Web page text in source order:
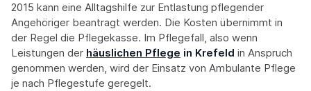
2015 kann eine Alltagshilfe zur Entlastung pflegender
Angehöriger beantragt werden. Die Kosten übernimmt in
der Regel die Pflegekasse. Im Pflegefall, also wenn
Leistungen der häuslichen Pflege in Krefeld in Anspruch
genommen werden, wird der Einsatz von Ambulante Pflege
je nach Pflegestufe geregelt.